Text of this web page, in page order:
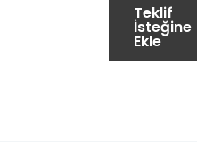
Teklif
İsteğine
Ekle